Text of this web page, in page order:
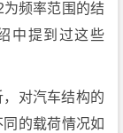
频率范围的结
中提到过这些
对汽车结构的
的载荷情况如